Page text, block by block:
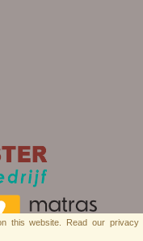
this website. Read our privacy